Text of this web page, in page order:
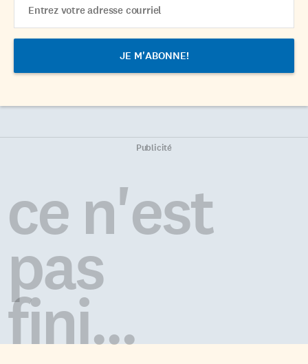
Address
Publicité
ce n'est
pas
fini...